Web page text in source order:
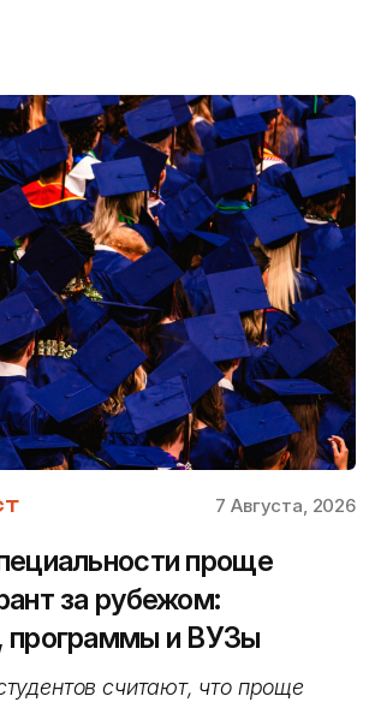
7 Августа, 2026
проще
за рубежом:
программы и ВУЗы
считают, что проще